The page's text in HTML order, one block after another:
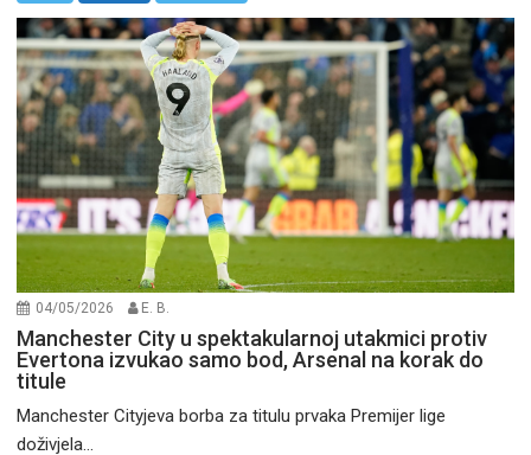
04/05/2026 E. B.
Manchester City u spektakularnoj utakmici protiv
Evertona izvukao samo bod, Arsenal na korak do
titule
Manchester Cityjeva borba za titulu prvaka Premijer lige
doživjela...